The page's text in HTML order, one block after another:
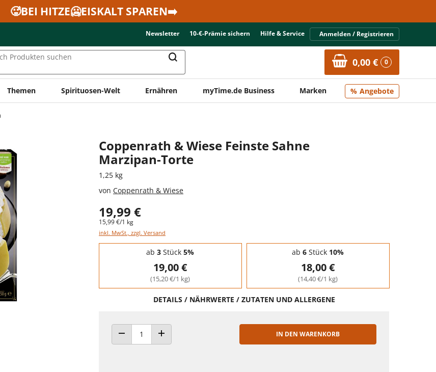
🥵BEI HITZE🥶EISKALT SPAREN➡️
Newsletter 10-€-Prämie sichern Hilfe & Service Anmelden / Registrieren
Produkten suchen 0,00 € 0
Themen Spirituosen-Welt Ernähren myTime.de Business Marken Angebote
Coppenrath & Wiese Feinste Sahne
Marzipan-Torte
1,25 kg
von Coppenrath & Wiese
19,99 €
15,99 €/1 kg
inkl. MwSt., zzgl. Versand
Staffelpreise - Mengenrabatt
ab 3 Stück 5%
19,00 €
(15,20 €/1 kg)
ab 6 Stück 10%
18,00 €
(14,40 €/1 kg)
DETAILS / NÄHRWERTE / ZUTATEN UND ALLERGENE
ANZAHL VERRINGERNANZAHL ERHÖHEN
IN DEN WARENKORB